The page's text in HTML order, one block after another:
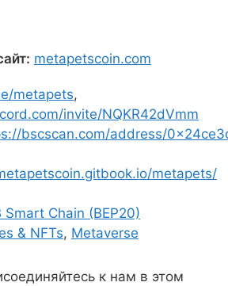
metapetscoin.com
metapets,
invite/NQKR42dVmm
bscscan.com/address/
metapets/
Smart Chain (BEP20)
& NFTs, Metaverse
к нам в этом